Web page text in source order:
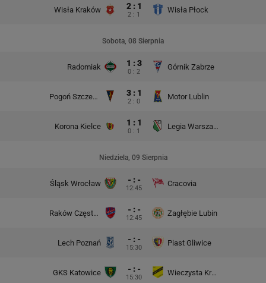
Wisła Kraków 2 : 1
2 : 1
Wisła Płock
Sobota, 08 Sierpnia
Radomiak 1 : 3
0 : 2
Górnik Zabrze
Pogoń Szczecin 3 : 1
2 : 0
Motor Lublin
Korona Kielce 1 : 1
0 : 1
Legia Warszawa
Niedziela, 09 Sierpnia
Śląsk Wrocław - : -
12:45
Cracovia
Raków Częstochowa - : -
12:45
Zagłębie Lubin
Lech Poznań - : -
15:30
Piast Gliwice
GKS Katowice - : -
15:30
Wieczysta Kraków